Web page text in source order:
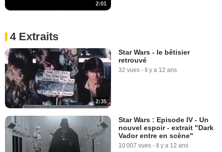
2:01
4 Extraits
2:35
Star Wars - le bêtisier
retrouvé
32 vues - Il y a 12 ans
Star Wars : Episode IV - Un
nouvel espoir - extrait "Dark
Vador entre en scène"
10 007 vues - Il y a 12 ans